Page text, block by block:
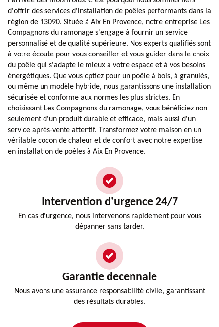
d'offrir des services d'installation de poêles performants dans la
région de 13090. Située à Aix En Provence, notre entreprise Les
Compagnons du ramonage s'engage à fournir un service
personnalisé et de qualité supérieure. Nos experts qualifiés sont
à votre écoute pour vous conseiller et vous guider dans le choix
du poêle qui s'adapte le mieux à votre espace et à vos besoins
énergétiques. Que vous optiez pour un poêle à bois, à granulés,
ou même un modèle hybride, nous garantissons une installation
sécurisée et conforme aux normes les plus strictes. En
choisissant Les Compagnons du ramonage, vous bénéficiez non
seulement d'un produit durable et efficace, mais aussi d'un
service après-vente attentif. Transformez votre maison en un
véritable cocon de chaleur et de confort avec notre expertise
en installation de poêles à Aix En Provence.
Intervention d'urgence 24/7
En cas d'urgence, nous intervenons rapidement pour vous
dépanner sans tarder.
Garantie decennale
Nous avons une assurance responsabilité civile, garantissant
des résultats durables.